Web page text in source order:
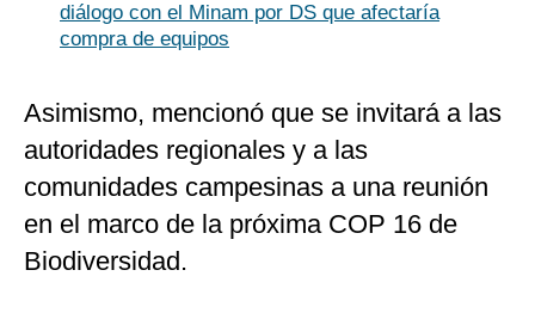
diálogo con el Minam por DS que afectaría
compra de equipos
Asimismo, mencionó que se invitará a las
autoridades regionales y a las
comunidades campesinas a una reunión
en el marco de la próxima COP 16 de
Biodiversidad.